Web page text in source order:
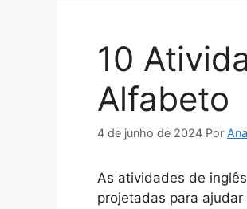
10
Alfabeto
4 de junho de 2024 Por
As atividades de
projetadas para